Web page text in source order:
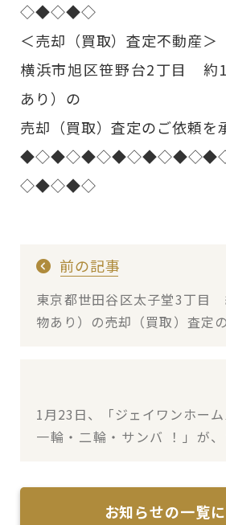
◇◆◇◆◇
＜売却（買取）査定不動産＞
横浜市旭区笹野台2丁目 約
あり）の
売却（買取）査定のご依頼を
◇◆◇◆◇
前の記事
東京都世田谷区太子堂3丁目
物あり）の売却（買取）査定
1月23日、「ジェイワンホー
一輪・二輪・サンバ ！」が
お知らせの一覧